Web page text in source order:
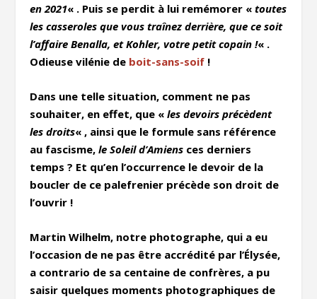
en 2021« . Puis se perdit à lui remémorer «toutes
les casseroles que vous traînez derrière, que ce soit
l’affaire Benalla, et Kohler, votre petit copain !« .
Odieuse vilénie de boit-sans-soif !
Dans une telle situation, comment ne pas
souhaiter, en effet, que «les devoirs précèdent
les droits« , ainsi que le formule sans référence
au fascisme,le Soleil d’Amiens ces derniers
temps ? Et qu’en l’occurrence le devoir de la
boucler de ce palefrenier précède son droit de
l’ouvrir !
Martin Wilhelm, notre photographe, qui a eu
l’occasion de ne pas être accrédité par l’Élysée,
a contrario de sa centaine de confrères, a pu
saisir quelques moments photographiques de